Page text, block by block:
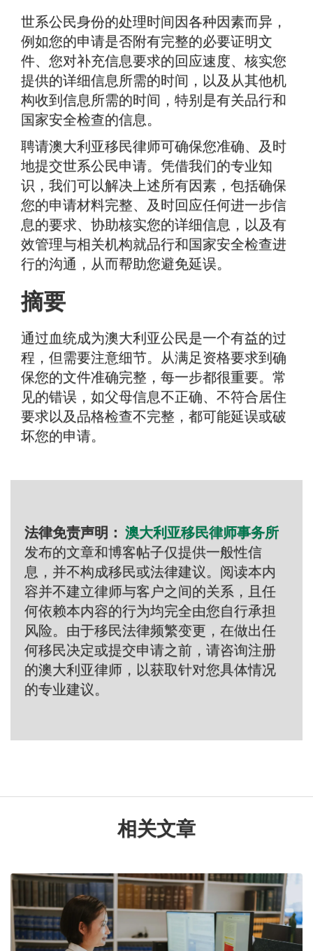
世系公民身份的处理时间因各种因素而异，
例如您的申请是否附有完整的必要证明文
件、您对补充信息要求的回应速度、核实您
提供的详细信息所需的时间，以及从其他机
构收到信息所需的时间，特别是有关品行和
国家安全检查的信息。
聘请澳大利亚移民律师可确保您准确、及时
地提交世系公民申请。凭借我们的专业知
识，我们可以解决上述所有因素，包括确保
您的申请材料完整、及时回应任何进一步信
息的要求、协助核实您的详细信息，以及有
效管理与相关机构就品行和国家安全检查进
行的沟通，从而帮助您避免延误。
摘要
通过血统成为澳大利亚公民是一个有益的过
程，但需要注意细节。从满足资格要求到确
保您的文件准确完整，每一步都很重要。常
见的错误，如父母信息不正确、不符合居住
要求以及品格检查不完整，都可能延误或破
坏您的申请。
法律免责声明： 澳大利亚移民律师事务所
发布的文章和博客帖子仅提供一般性信
息，并不构成移民或法律建议。阅读本内
容并不建立律师与客户之间的关系，且任
何依赖本内容的行为均完全由您自行承担
风险。由于移民法律频繁变更，在做出任
何移民决定或提交申请之前，请咨询注册
的澳大利亚律师，以获取针对您具体情况
的专业建议。
相关文章